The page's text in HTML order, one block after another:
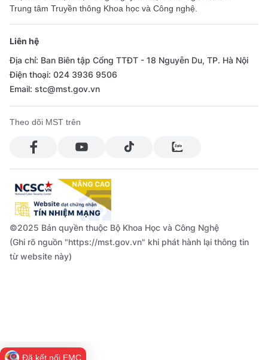
Trung tâm Truyền thông Khoa học và Công nghệ.
Liên hệ
Địa chỉ: Ban Biên tập Cổng TTĐT - 18 Nguyễn Du, TP. Hà Nội
Điện thoại: 024 3936 9506
Email: stc@mst.gov.vn
Theo dõi MST trên
©2025 Bản quyền thuộc Bộ Khoa Học và Công Nghệ
(Ghi rõ nguồn "https://mst.gov.vn" khi phát hành lại thông tin
từ website này)
Đã kết nối EMC